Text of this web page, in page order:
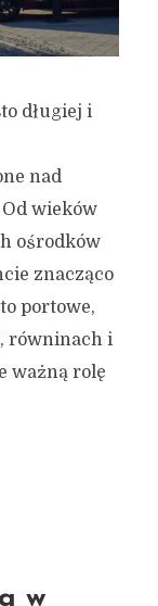
długiej i
nad
Od wieków
ośrodków
znacząco
portowe,
równinach i
ważną rolę
w